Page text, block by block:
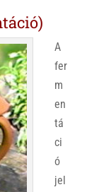
A
fer
m
en
tá
ci
ó
jel